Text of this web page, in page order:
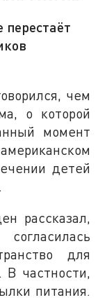
чем
о которой
момент
детей
рассказал,
для
частности,
питания.